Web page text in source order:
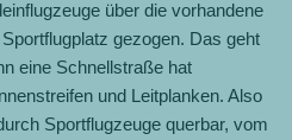
über die vorhandene
gezogen. Das geht
eine Schnellstraße hat
und Leitplanken. Also
Sportflugzeuge querbar, vom